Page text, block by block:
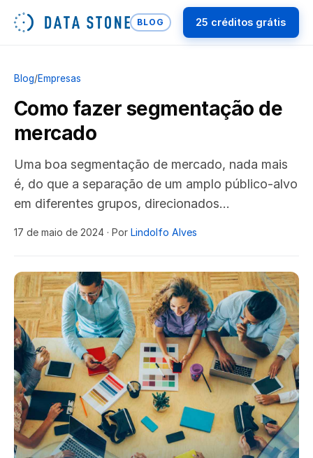
BLOG 25 créditos grátis
Blog/Empresas
Como fazer segmentação de
mercado
Uma boa segmentação de mercado, nada mais
é, do que a separação de um amplo público-alvo
em diferentes grupos, direcionados…
17 de maio de 2024 · Por Lindolfo Alves